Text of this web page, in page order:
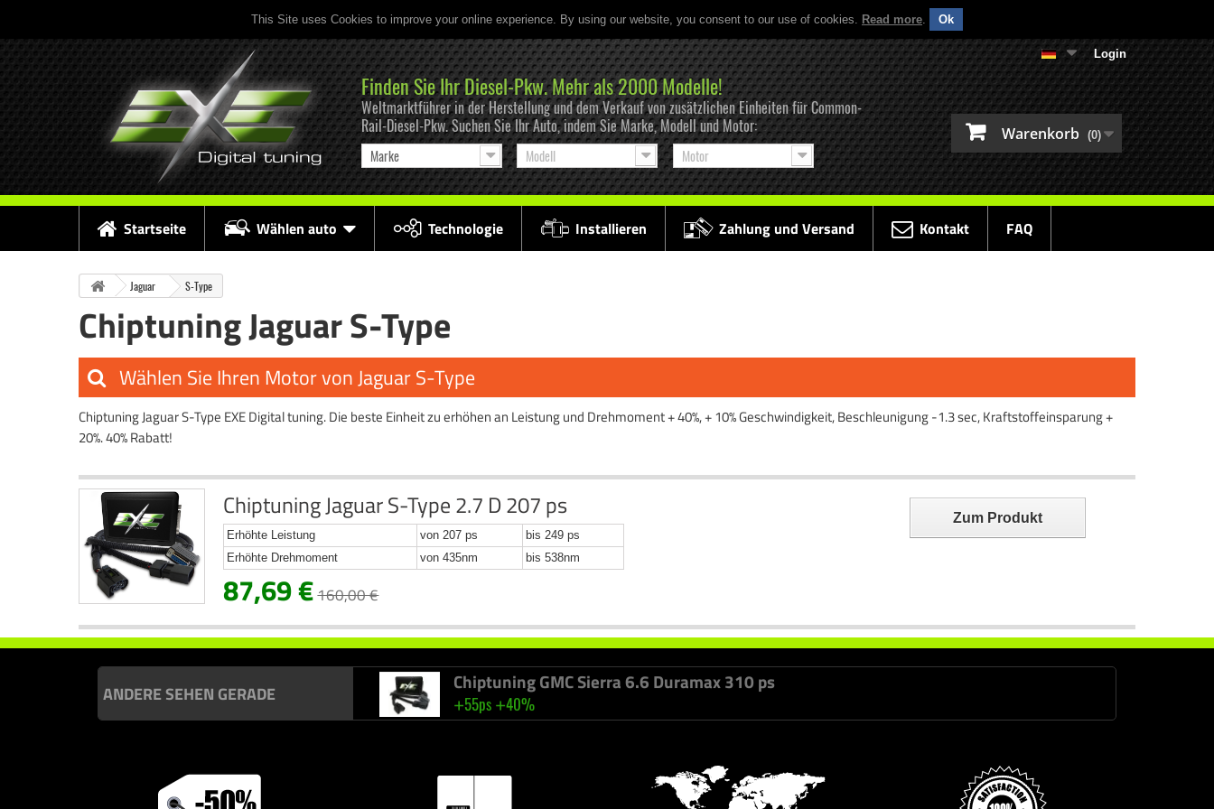
This Site uses Cookies to improve your online experience. By using our website, you consent to our use of cookies. Read more. Ok
Login
Warenkorb (0)
Finden Sie Ihr Diesel-Pkw. Mehr als 2000 Modelle!
Weltmarktführer in der Herstellung und dem Verkauf von zusätzlichen Einheiten für Common-
Rail-Diesel-Pkw. Suchen Sie Ihr Auto, indem Sie Marke, Modell und Motor:
Marke Modell Motor
Startseite Wählen auto Technologie Installieren Zahlung und Versand Kontakt FAQ
Jaguar S-Type
Chiptuning Jaguar S-Type
Wählen Sie Ihren Motor von Jaguar S-Type
Chiptuning Jaguar S-Type EXE Digital tuning. Die beste Einheit zu erhöhen an Leistung und Drehmoment + 40%, + 10% Geschwindigkeit, Beschleunigung -1.3 sec, Kraftstoffeinsparung +
20%. 40% Rabatt!
Chiptuning Jaguar S-Type 2.7 D 207 ps
Erhöhte Leistung von 207 ps
bis 249 ps
Erhöhte Drehmoment
von 435nm bis 538nm
87,69 €160,00 €
Zum Produkt
ANDERE SEHEN GERADE
Chiptuning Smart Fortwo CDI 54 ps
+22ps + 32nm
+55ps+40%
Chiptuning Citroen C6 2.2 HDI 170 ps
+39ps+92nm
Chiptuning Audi A7 3.0 V6 TDI 245 ps